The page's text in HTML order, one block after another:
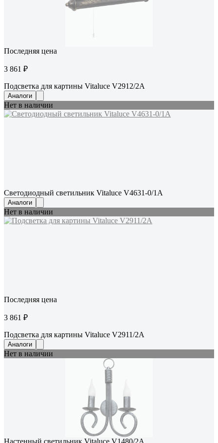
Последняя цена
3 861 ₽
Подсветка для картины Vitaluce V2912/2A
Аналоги
Нет в наличии
Светодиодный светильник Vitaluce V4631-0/1A
Аналоги
Нет в наличии
Последняя цена
3 861 ₽
Подсветка для картины Vitaluce V2911/2A
Аналоги
Нет в наличии